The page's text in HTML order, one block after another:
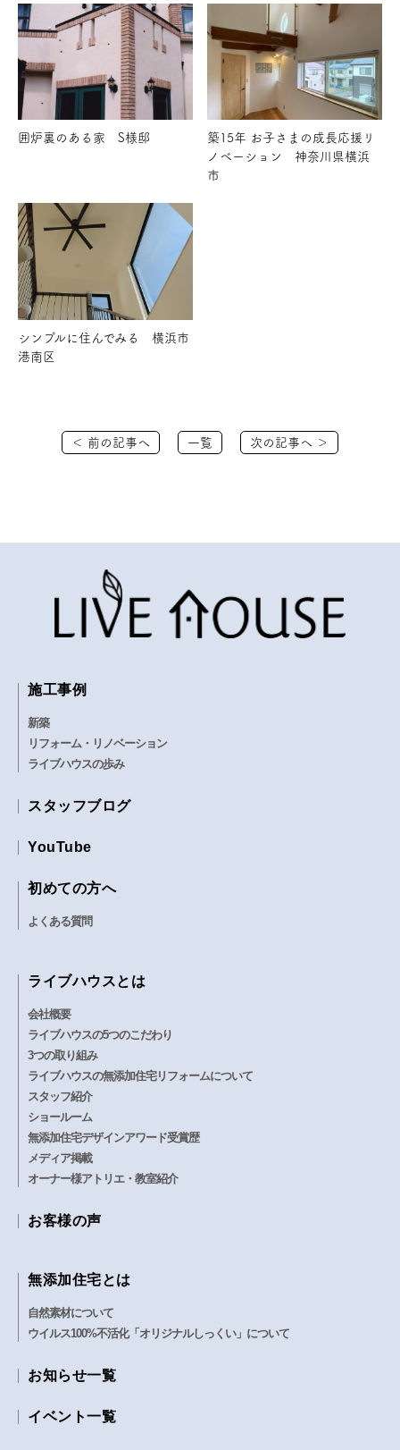
囲炉裏のある家 S様邸
築15年 お子さまの成長応援リ
ノベーション 神奈川県横浜
市
シンプルに住んでみる 横浜市
港南区
＜ 前の記事へ 一覧 次の記事へ ＞
施工事例
新築
リフォーム・リノベーション
ライブハウスの歩み
スタッフブログ
YouTube
初めての方へ
よくある質問
ライブハウスとは
会社概要
ライブハウスの5つのこだわり
3つの取り組み
ライブハウスの無添加住宅リフォームについて
スタッフ紹介
ショールーム
無添加住宅デザインアワード受賞歴
メディア掲載
オーナー様アトリエ・教室紹介
お客様の声
無添加住宅とは
自然素材について
ウイルス100%不活化「オリジナルしっくい」について
お知らせ一覧
イベント一覧